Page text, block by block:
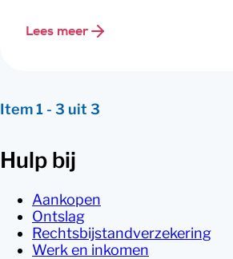
Lees meer
Item1 - 3 uit 3
Hulp bij
Aankopen
Ontslag
Rechtsbijstandverzekering
Werk en inkomen